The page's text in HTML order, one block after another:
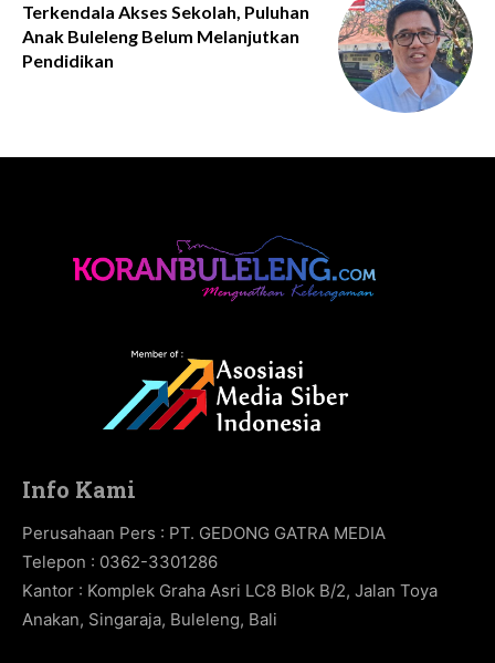
Terkendala Akses Sekolah, Puluhan
Anak Buleleng Belum Melanjutkan
Pendidikan
Info Kami
Perusahaan Pers : PT. GEDONG GATRA MEDIA
Telepon : 0362-3301286
Kantor : Komplek Graha Asri LC8 Blok B/2, Jalan Toya
Anakan, Singaraja, Buleleng, Bali